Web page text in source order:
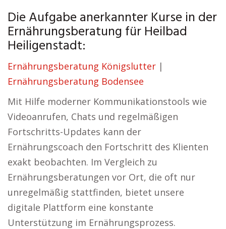
Die Aufgabe anerkannter Kurse in der
Ernährungsberatung für Heilbad
Heiligenstadt:
Ernährungsberatung Königslutter |
Ernährungsberatung Bodensee
Mit Hilfe moderner Kommunikationstools wie
Videoanrufen, Chats und regelmäßigen
Fortschritts-Updates kann der
Ernährungscoach den Fortschritt des Klienten
exakt beobachten. Im Vergleich zu
Ernährungsberatungen vor Ort, die oft nur
unregelmäßig stattfinden, bietet unsere
digitale Plattform eine konstante
Unterstützung im Ernährungsprozess.